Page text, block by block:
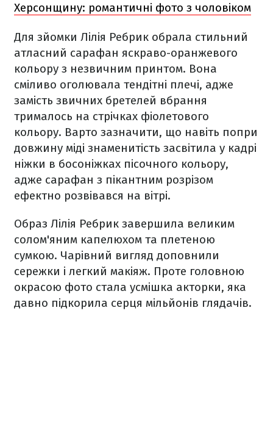
Херсонщину: романтичні фото з чоловіком
Для зйомки Лілія Ребрик обрала стильний
атласний сарафан яскраво-оранжевого
кольору з незвичним принтом. Вона
сміливо оголювала тендітні плечі, адже
замість звичних бретелей вбрання
трималось на стрічках фіолетового
кольору. Варто зазначити, що навіть попри
довжину міді знаменитість засвітила у кадрі
ніжки в босоніжках пісочного кольору,
адже сарафан з пікантним розрізом
ефектно розвівався на вітрі.
Образ Лілія Ребрик завершила великим
солом'яним капелюхом та плетеною
сумкою. Чарівний вигляд доповнили
сережки і легкий макіяж. Проте головною
окрасою фото стала усмішка акторки, яка
давно підкорила серця мільйонів глядачів.